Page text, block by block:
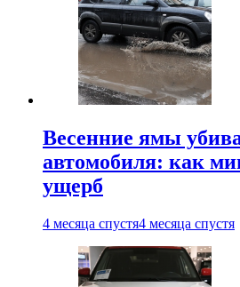
Весенние ямы
автомобиля: как
ущерб
4 месяца спустя4 месяца спустя